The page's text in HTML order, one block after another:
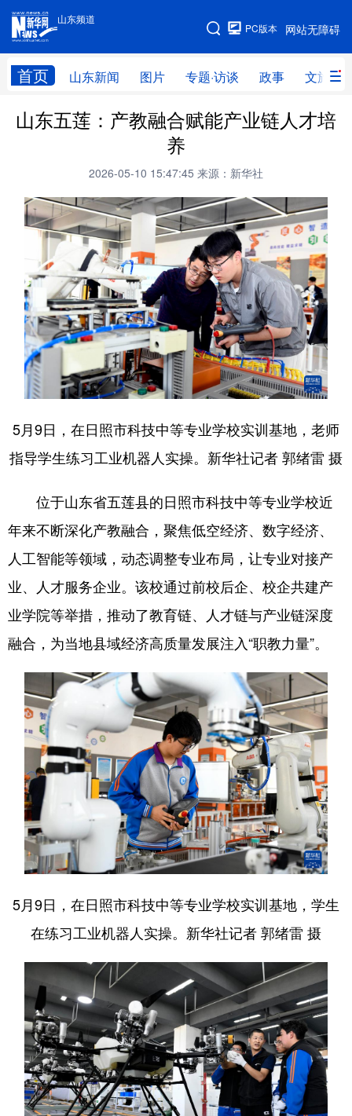
山东频道
网站无障碍
PC版本
首页 山东新闻 图片 专题·访谈 政事 文旅
手机版
网站地图
学习进行时 高层 时政 人事
全球连线
科技 科普 体育 文化
健康 军事 访谈 视频
图片 中央文件 金融 汽车
食品 人居 信息化 乡村振兴
溯源中国 城市 旅游 能源
会展 彩票 娱乐 时尚
亚太网 上市公司 投教基地
地方频道
首页 山东新闻 专题·访谈
文娱 融媒秀 地市 科教
健康 微视齐鲁
多语种频道
English Español Français عربى
Русский язык 日本語 한국어
Deutsch Português
山东五莲：产教融合赋能产业链人才培
养
2026-05-10 15:47:45 来源：新华社
5月9日，在日照市科技中等专业学校实训基地，老师
指导学生练习工业机器人实操。新华社记者 郭绪雷 摄
位于山东省五莲县的日照市科技中等专业学校近
年来不断深化产教融合，聚焦低空经济、数字经济、
人工智能等领域，动态调整专业布局，让专业对接产
业、人才服务企业。该校通过前校后企、校企共建产
业学院等举措，推动了教育链、人才链与产业链深度
融合，为当地县域经济高质量发展注入“职教力量”。
5月9日，在日照市科技中等专业学校实训基地，学生
在练习工业机器人实操。新华社记者 郭绪雷 摄